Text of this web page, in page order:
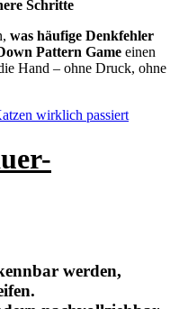
Schritte
was häufige Denkfehler
Pattern Game einen
Hand – ohne Druck, ohne
wirklich passiert
werden,
.